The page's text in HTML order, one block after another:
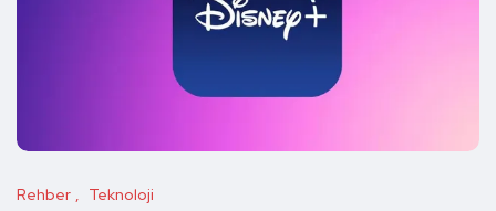
Rehber Teknoloji